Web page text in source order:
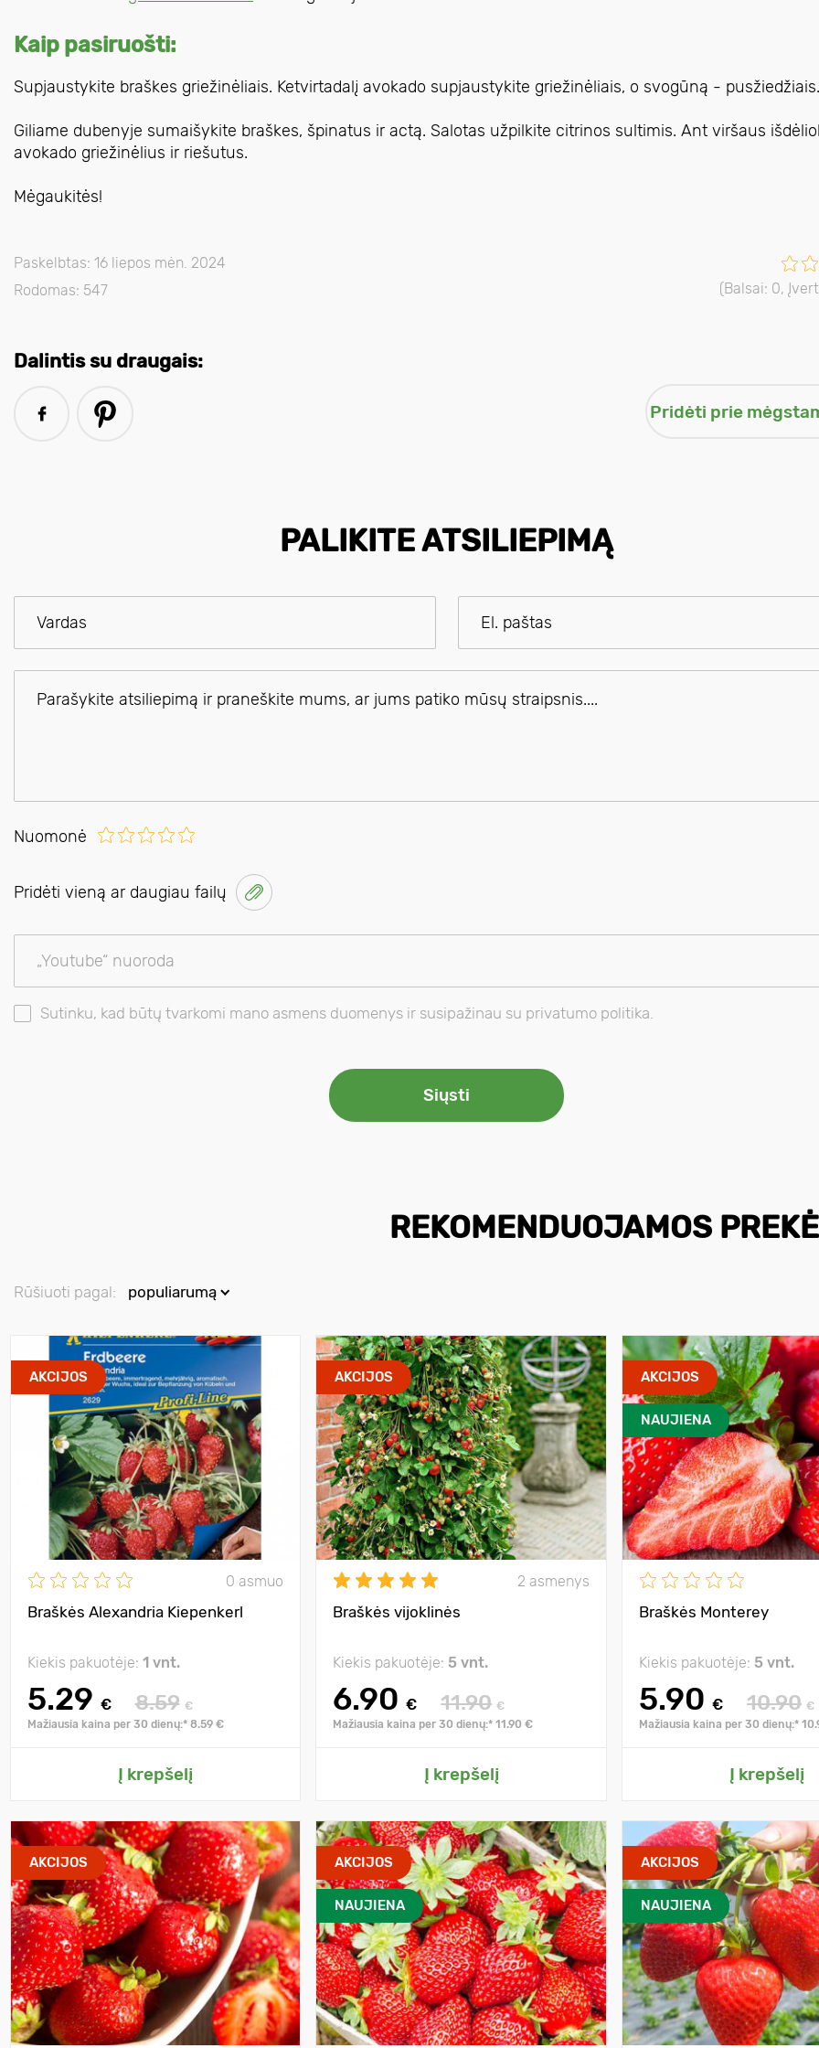
Kaip pasiruošti:
Supjaustykite braškes griežinėliais. Ketvirtadalį avokado supjaustykite griežinėliais, o svogūną - pusžiedžiais.
Giliame dubenyje sumaišykite braškes, špinatus ir actą. Salotas užpilkite citrinos sultimis. Ant viršaus
avokado griežinėlius ir riešutus.
Mėgaukitės!
Paskelbtas: 16 liepos mėn. 2024
Rodomas: 547
(Balsai: 0,
Dalintis su draugais:
PALIKITE ATSILIEPIMĄ
Nuomonė
Pridėti vieną ar daugiau failų
Sutinku, kad būtų tvarkomi mano asmens duomenys ir susipažinau su privatumo politika.
REKOMENDUOJAMOS
Rūšiuoti pagal: populiarumą
AKCIJOS
0 asmuo
Braškės Alexandria Kiepenkerl
Kiekis pakuotėje: 1 vnt.
5.29 € 8.59 €
Mažiausia kaina per 30 dienų:* 8.59 €
Į krepšelį
AKCIJOS
2 asmenys
Braškės vijoklinės
Kiekis pakuotėje: 5 vnt.
6.90 € 11.90 €
Mažiausia kaina per 30 dienų:* 11.90 €
Į krepšelį
AKCIJOS
NAUJIENA
Braškės Monterey
Kiekis pakuotėje: 5 vnt.
5.90 € 10.90 €
Mažiausia kaina per 30 dienų:*
Į krepšelį
AKCIJOS AKCIJOS
NAUJIENA
AKCIJOS
NAUJIENA